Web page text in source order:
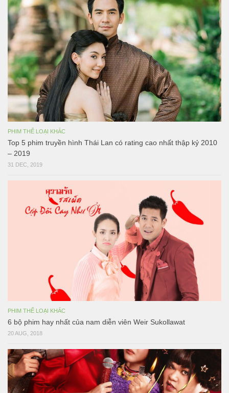
PHIM THỂ LOẠI KHÁC
Top 5 phim truyền hình Thái Lan có rating cao nhất thập kỷ 2010
– 2019
31 DEC, 2019
PHIM THỂ LOẠI KHÁC
6 bộ phim hay nhất của nam diễn viên Weir Sukollawat
20 AUG, 2018